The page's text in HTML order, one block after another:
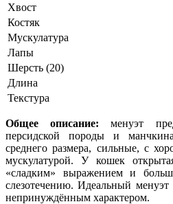
Хвост
Костяк
Мускулатура
Лапы
Шерсть (20)
Длина
Текстура
Общее описание: менуэт
персидской породы и
среднего размера, сильные, с
мускулатурой. У кошек
«сладким» выражением и
слезотечению. Идеальный
непринуждённым характером.